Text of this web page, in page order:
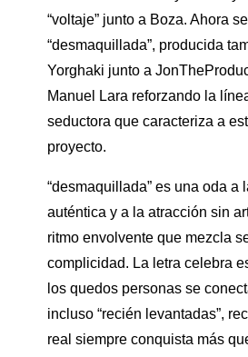
“voltaje” junto a Boza. Ahora
“desmaquillada”, producida
Yorghaki junto a
Manuel Lara reforzando la
seductora que caracteriza a
proyecto.
“desmaquillada” es una oda a
auténtica y a la atracción sin
ritmo envolvente que mezcla
complicidad. La letra celebra
los quedos personas se
incluso “recién levantadas”,
real siempre conquista más